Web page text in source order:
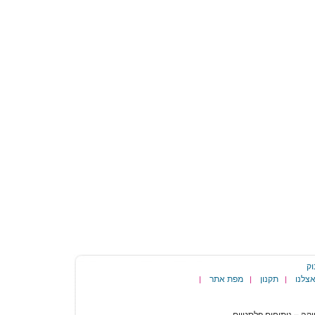
| תקנון | מפת אתר |